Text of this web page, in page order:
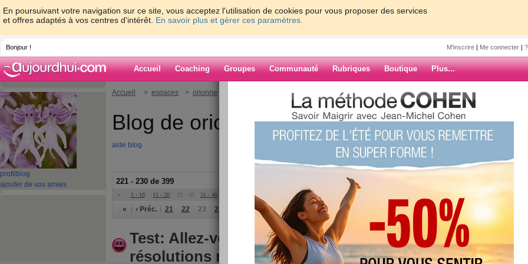
En poursuivant votre navigation sur ce site, vous acceptez l'utilisation de cookies pour vous proposer des services
et offres adaptés à vos centres d'intérêt. En savoir plus et gérer ces paramètres.
Bonjour ! M'inscrire | Me connecter |
Accueil Coaching Groupes Communauté Rubriques Boutique Plus...
profil blog
ajouter de vos amies
Accueil > espaces > orionne
Blog de orionne
aide blog
221 - 230 de 399
« 1 - 10 11 - 20 21 - 30 31 - 40
« ‹ Préc. 21 22 23 24 26 27 28 29 30 Suiv. ›
Test: Allez-vous tenir vos bonnes
résolutions minceur ?
ARCHIVES